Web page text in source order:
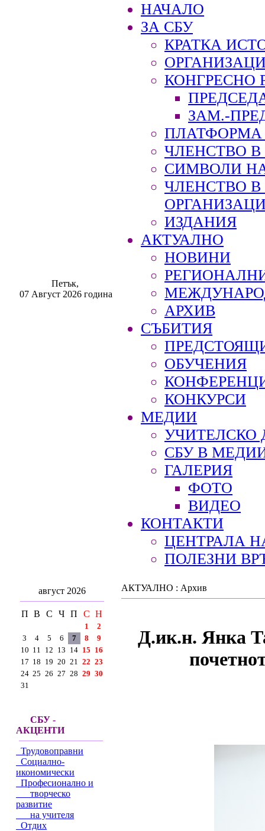
Петък,
07 Август 2026 година
НАЧАЛО
ЗА СБУ
КРАТКА
КОНГРЕСНО
ЗАМ.-
ПЛАТФОРМА
ЧЛЕНСТВО В
СИМВОЛИ
ЧЛЕНСТВО
ИЗДАНИЯ
АКТУАЛНО
НОВИНИ
АРХИВ
СЪБИТИЯ
ОБУЧЕНИЯ
КОНКУРСИ
МЕДИИ
УЧИТЕЛСКО
СБУ В
ГАЛЕРИЯ
ФОТО
ВИДЕО
КОНТАКТИ
ЦЕНТРАЛА
ПОЛЕЗНИ
август 2026
П В С Ч П С Н
1
2
3
4 5 6 7 8
9
10 11 12 13 14 15 16
17 18 19 20 21 22 23
24 25 26 27 28 29 30
31
СБУ -
АКЦЕНТИ
Трудовоправни
Социално-
икономически
Професионално и
творческо
развитие
на учителя
Отдих
АКТУАЛНО : Архив
Д.ик.н. Янка